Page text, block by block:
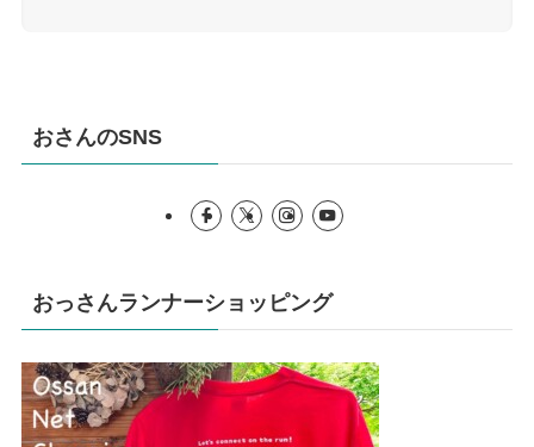
おさんのSNS
おっさんランナーショッピング